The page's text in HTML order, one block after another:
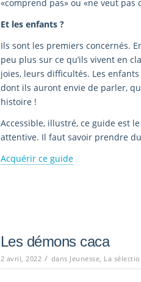
«comprend pas» ou «ne veut pas
Et les enfants ?
Ils sont les premiers concernés.
peu plus sur ce qu’ils vivent en
joies, leurs difficultés. Les
dont ils auront envie de parler,
histoire !
Accessible, illustré, ce guide est
attentive. Il faut savoir prendre
Acquérir ce guide
Les démons caca
2 avril, 2022 / dans Jeunesse, La